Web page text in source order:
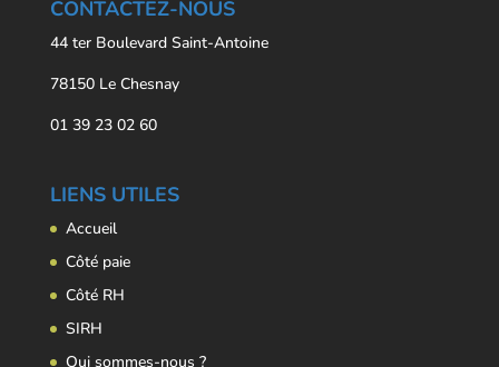
CONTACTEZ-NOUS
44 ter Boulevard Saint-Antoine
78150 Le Chesnay
01 39 23 02 60
LIENS UTILES
Accueil
Côté paie
Côté RH
SIRH
Qui sommes-nous ?